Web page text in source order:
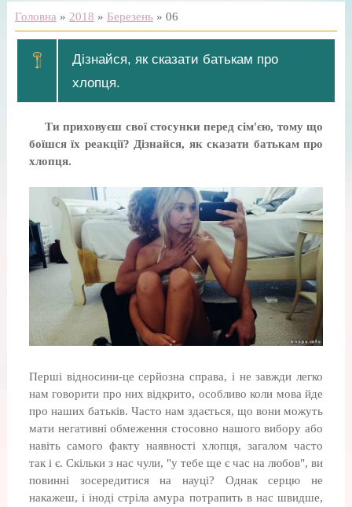
Головна » 2018 » Березень » 06
Дізнайся, як сказати батькам про
хлопця.
Ти приховуєш свої стосунки перед сім'єю, тому що
боїшся їх реакції? Дізнайся, як сказати батькам про
хлопця.
Перші відносини-це серйозна справа, і не завжди легко
нам говорити про них відкрито, особливо коли мова йде
про наших батьків. Часто нам здається, що вони можуть
мати негативні обмеження стосовно нашого вибору або
навіть самого факту наявності хлопця, загалом часто
так і є. Скільки з нас чули, "у тебе ще є час на любов", ви
повинні зосередитися на науці? Однак серцю не
накажеш, і іноді стріла амура потрапить в нас швидше,